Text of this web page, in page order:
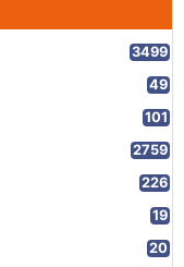
3499
49
101
2759
226
19
20